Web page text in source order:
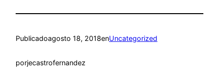
Publicadoagosto 18, 2018enUncategorized
porjecastrofernandez